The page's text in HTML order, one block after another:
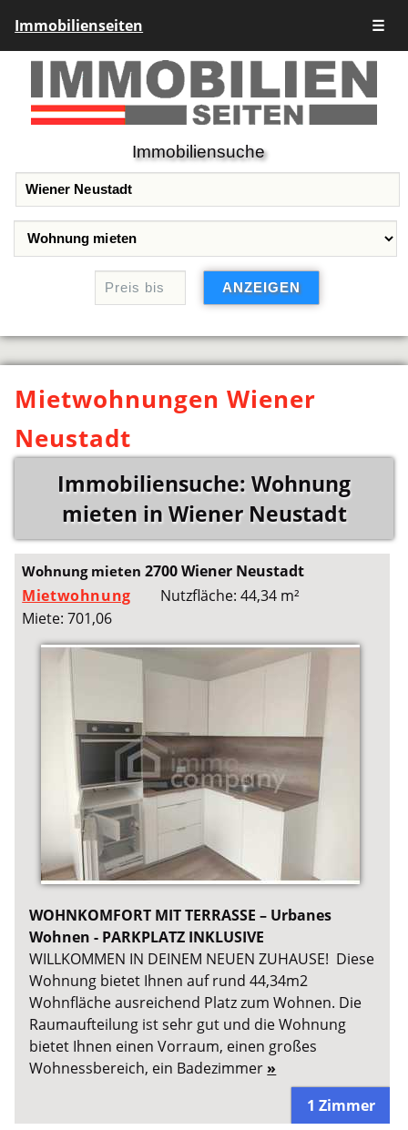
Immobilienseiten ☰
Immobiliensuche
Mietwohnungen Wiener
Neustadt
Immobiliensuche: Wohnung
mieten in Wiener Neustadt
Wohnung mieten2700 Wiener Neustadt
Mietwohnung
Nutzfläche: 44,34 m²
Miete: 701,06
WOHNKOMFORT MIT TERRASSE – Urbanes
Wohnen - PARKPLATZ INKLUSIVE
WILLKOMMEN IN DEINEM NEUEN ZUHAUSE! Diese
Wohnung bietet Ihnen auf rund 44,34m2
Wohnfläche ausreichend Platz zum Wohnen. Die
Raumaufteilung ist sehr gut und die Wohnung
bietet Ihnen einen Vorraum, einen großes
Wohnessbereich, ein Badezimmer »
1 Zimmer